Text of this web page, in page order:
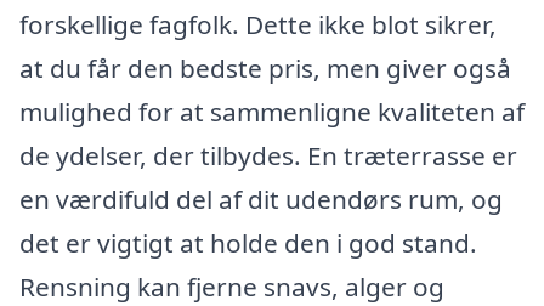
forskellige fagfolk. Dette ikke blot sikrer,
at du får den bedste pris, men giver også
mulighed for at sammenligne kvaliteten af
de ydelser, der tilbydes. En træterrasse er
en værdifuld del af dit udendørs rum, og
det er vigtigt at holde den i god stand.
Rensning kan fjerne snavs, alger og